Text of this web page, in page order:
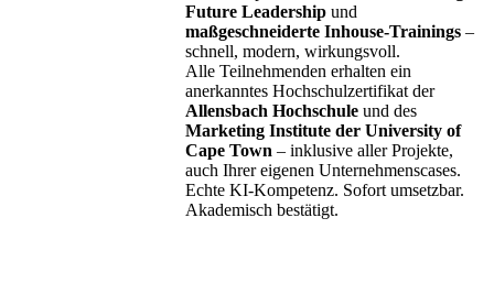
Future Leadership und
maßgeschneiderte Inhouse-Trainings –
schnell, modern, wirkungsvoll.
Alle Teilnehmenden erhalten ein
anerkanntes Hochschulzertifikat der
Allensbach Hochschule und des
Marketing Institute der University of
Cape Town – inklusive aller Projekte,
auch Ihrer eigenen Unternehmenscases.
Echte KI-Kompetenz. Sofort umsetzbar.
Akademisch bestätigt.